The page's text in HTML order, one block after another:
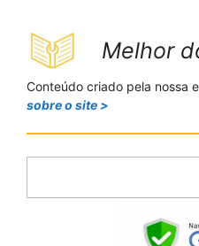
Melhor
Conteúdo criado pela nossa
sobre o site >